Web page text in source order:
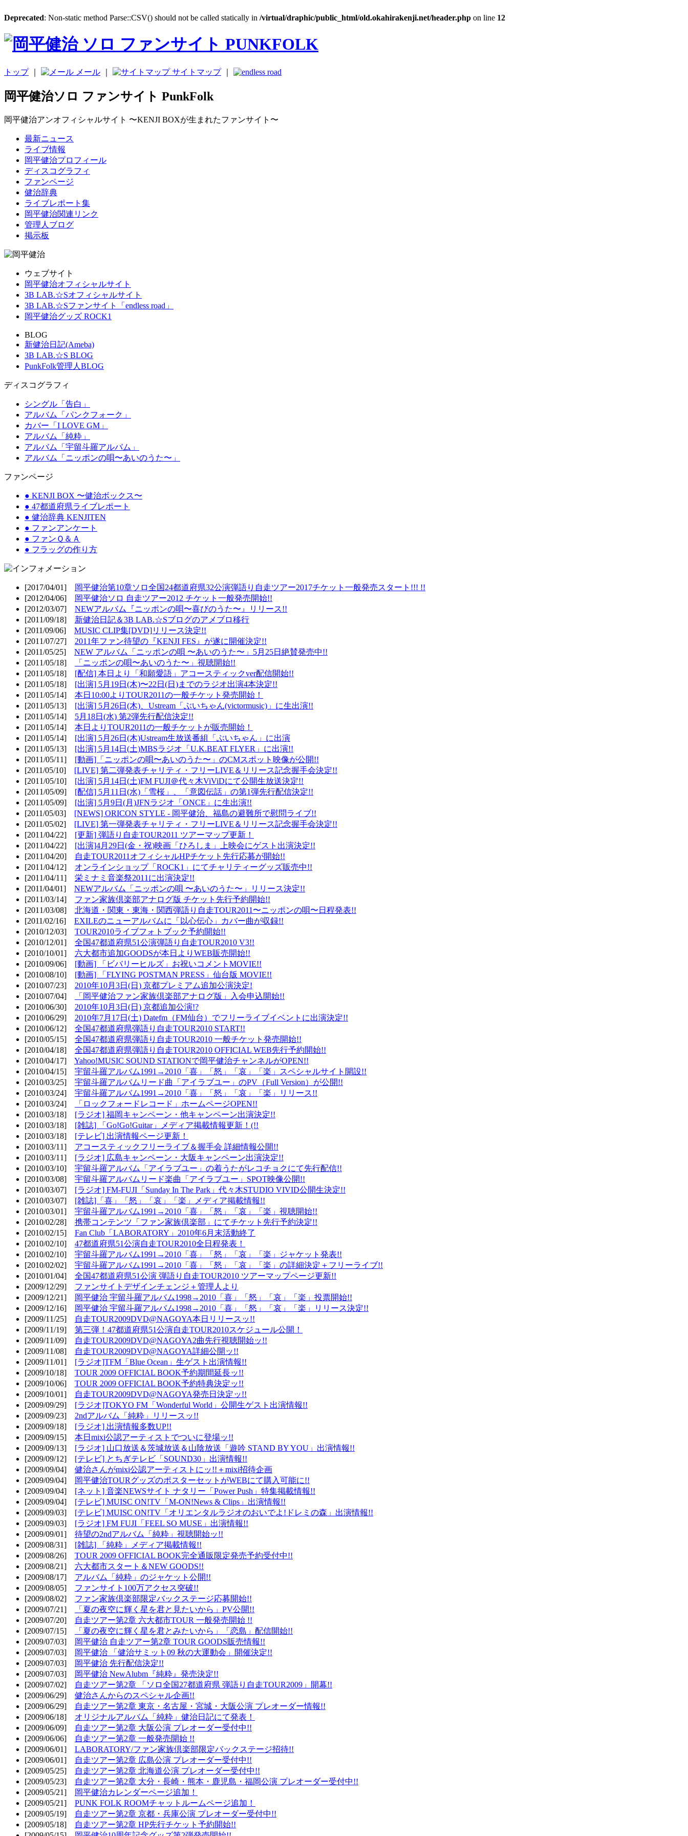
Deprecated: Non-static method Parse::CSV() should not be called statically in /virtual/draphic/public_html/old.okahirakenji.net/header.php on line 12
トップ｜ メール サイトマップ｜
岡平健治ソロ ファンサイト PunkFolk
岡平健治アンオフィシャルサイト 〜KENJI BOXが生まれたファンサイト〜
最新ニュース
ライブ情報
岡平健治プロフィール
ディスコグラフィ
ファンページ
健治辞典
ライブレポート集
岡平健治関連リンク
管理人ブログ
掲示板
ウェブサイト
岡平健治オフィシャルサイト
3B LAB.☆Sオフィシャルサイト
3B LAB.☆Sファンサイト「endless road」
岡平健治グッズ ROCK1
BLOG
新健治日記(Ameba)
3B LAB.☆S BLOG
PunkFolk管理人BLOG
ディスコグラフィ
シングル「告白」
アルバム「パンクフォーク」
カバー「I LOVE GM」
アルバム「純粋」
アルバム「宇留斗羅アルバム」
アルバム「ニッポンの唄〜あいのうた〜」
ファンページ
● KENJI BOX 〜健治ボックス〜
● 47都道府県ライブレポート
● 健治辞典 KENJITEN
● ファンアンケート
● ファンＱ＆Ａ
● フラッグの作り方
[2017/04/01]
岡平健治第10章ソロ全国24都道府県32公演弾語り自走ツアー2017チケット一般発売スタート!!! !!
[2012/04/06]
岡平健治ソロ 自走ツアー2012 チケット一般発売開始!!
[2012/03/07] NEWアルバム『ニッポンの唄〜喜びのうた〜』リリース!!
[2011/09/18] 新健治日記＆3B LAB.☆Sブログのアメブロ移行
[2011/09/06] MUSIC CLIP集[DVD]リリース決定!!
[2011/07/27] 2011年ファン待望の『KENJI FES』が遂に開催決定!!
[2011/05/25] NEW アルバム「ニッポンの唄 〜あいのうた〜」5月25日絶賛発売中!!
[2011/05/18]
「ニッポンの唄〜あいのうた〜」視聴開始!!
[2011/05/18] [配信] 本日より「和願愛語」アコースティックver配信開始!!
[2011/05/18] [出演] 5月19日(木)〜22日(日)までのラジオ出演4本決定!!
[2011/05/14] 本日10:00よりTOUR2011の一般チケット発売開始！
[2011/05/13] [出演] 5月26日(木)、Ustream「ぶいちゃん(victormusic)」に生出演!!
[2011/05/14] 5月18日(水) 第2弾先行配信決定!!
[2011/05/14] 本日よりTOUR2011の一般チケットが販売開始！
[2011/05/14] [出演] 5月26日(木)Ustream生放送番組「ぶいちゃん」に出演
[2011/05/13] [出演] 5月14日(土)MBSラジオ「U.K.BEAT FLYER」に出演!!
[2011/05/11] [動画]「ニッポンの唄〜あいのうた〜」のCMスポット映像が公開!!
[2011/05/10] [LIVE] 第二弾発表チャリティ・フリーLIVE＆リリース記念握手会決定!!
[2011/05/10] [出演] 5月14日(土)FM FUJI＠代々木ViViDにて公開生放送決定!!
[2011/05/09] [配信] 5月11日(水)「雪桜」、「意図伝話」の第1弾先行配信決定!!
[2011/05/09] [出演] 5月9日(月)JFNラジオ「ONCE」に生出演!!
[2011/05/03] [NEWS] ORICON STYLE - 岡平健治、福島の避難所で慰問ライブ!!
[2011/05/02] [LIVE] 第一弾発表チャリティ・フリーLIVE＆リリース記念握手会決定!!
[2011/04/22] [更新] 弾語り自走TOUR2011 ツアーマップ更新！
[2011/04/22] [出演]4月29日(金・祝)映画「ひろしま」上映会にゲスト出演決定!!
[2011/04/20]
自走TOUR2011オフィシャルHPチケット先行応募が開始!!
[2011/04/12] オンラインショップ「ROCK1」にてチャリティーグッズ販売中!!
[2011/04/11] 栄ミナミ音楽祭2011に出演決定!!
[2011/04/01] NEWアルバム「ニッポンの唄 〜あいのうた〜」リリース決定!!
[2011/03/14] ファン家族倶楽部アナログ版 チケット先行予約開始!!
[2011/03/08] 北海道・関東・東海・関西弾語り自走TOUR2011〜ニッポンの唄〜日程発表!!
[2011/02/16] EXILEのニューアルバムに「以心伝心」カバー曲が収録!!
[2010/12/03] TOUR2010ライブフォトブック予約開始!!
[2010/12/01] 全国47都道府県51公演弾語り自走TOUR2010 V3!!
[2010/10/01] 六大都市追加GOODSが本日よりWEB販売開始!!
[2010/09/06] [動画] 「ビバリーヒルズ」お祝いコメントMOVIE!!
[2010/08/10] [動画] 「FLYING POSTMAN PRESS」仙台版 MOVIE!!
[2010/07/23] 2010年10月3日(日) 京都プレミアム追加公演決定!
[2010/07/04]
「岡平健治ファン家族倶楽部アナログ版」入会申込開始!!
[2010/06/30] 2010年10月3日(日) 京都追加公演!?
[2010/06/29] 2010年7月17日(土) Datefm（FM仙台）でフリーライブイベントに出演決定!!
[2010/06/12] 全国47都道府県弾語り自走TOUR2010 START!!
[2010/05/15] 全国47都道府県弾語り自走TOUR2010 一般チケット発売開始!!
[2010/04/18] 全国47都道府県弾語り自走TOUR2010 OFFICIAL WEB先行予約開始!!
[2010/04/17] Yahoo!MUSIC SOUND STATIONで岡平健治チャンネルがOPEN!!
[2010/04/15] 宇留斗羅アルバム1991→2010「喜」「怒」「哀」「楽」スペシャルサイト開設!!
[2010/03/25] 宇留斗羅アルバムリード曲「アイラブユー」のPV（Full Version）が公開!!
[2010/03/24] 宇留斗羅アルバム1991→2010「喜」「怒」「哀」「楽」リリース!!
[2010/03/24]
「ロックフォードレコード」ホームページOPEN!!
[2010/03/18] [ラジオ] 福岡キャンペーン・他キャンペーン出演決定!!
[2010/03/18] [雑誌] 「Go!Go!Guitar」メディア掲載情報更新！(!!
[2010/03/18] [テレビ] 出演情報ページ更新！
[2010/03/11] アコースティックフリーライブ＆握手会 詳細情報公開!!
[2010/03/11] [ラジオ] 広島キャンペーン・大阪キャンペーン出演決定!!
[2010/03/10] 宇留斗羅アルバム「アイラブユー」の着うたがレコチョクにて先行配信!!
[2010/03/08] 宇留斗羅アルバムリード楽曲「アイラブユー」SPOT映像公開!!
[2010/03/07] [ラジオ] FM-FUJI「Sunday In The Park」代々木STUDIO VIVID公開生決定!!
[2010/03/07] [雑誌]「喜」「怒」「哀」「楽」メディア掲載情報!!
[2010/03/01] 宇留斗羅アルバム1991→2010「喜」「怒」「哀」「楽」視聴開始!!
[2010/02/28] 携帯コンテンツ「ファン家族倶楽部」にてチケット先行予約決定!!
[2010/02/15] Fan Club「LABORATORY」2010年6月末活動終了
[2010/02/10] 47都道府県51公演自走TOUR2010全日程発表！
[2010/02/10] 宇留斗羅アルバム1991→2010「喜」「怒」「哀」「楽」ジャケット発表!!
[2010/02/02] 宇留斗羅アルバム1991→2010「喜」「怒」「哀」「楽」の詳細決定＋フリーライブ!!
[2010/01/04] 全国47都道府県51公演 弾語り自走TOUR2010 ツアーマップページ更新!!
[2009/12/29] ファンサイトデザインチェンジ＋管理人より
[2009/12/21]
岡平健治 宇留斗羅アルバム1998→2010「喜」「怒」「哀」「楽」投票開始!!
[2009/12/16]
岡平健治 宇留斗羅アルバム1998→2010「喜」「怒」「哀」「楽」リリース決定!!
[2009/11/25]
自走TOUR2009DVD@NAGOYA本日リリースッ!!
[2009/11/19] 第三弾！47都道府県51公演自走TOUR2010スケジュール公開！
[2009/11/09]
自走TOUR2009DVD@NAGOYA2曲先行視聴開始ッ!!
[2009/11/08]
自走TOUR2009DVD@NAGOYA詳細公開ッ!!
[2009/11/01] [ラジオ]TFM「Blue Ocean」生ゲスト出演情報!!
[2009/10/18] TOUR 2009 OFFICIAL BOOK予約期間延長ッ!!
[2009/10/06] TOUR 2009 OFFICIAL BOOK予約特典決定ッ!!
[2009/10/01]
自走TOUR2009DVD@NAGOYA発売日決定ッ!!
[2009/09/29] [ラジオ]TOKYO FM「Wonderful World」公開生ゲスト出演情報!!
[2009/09/23] 2ndアルバム「純粋」リリースッ!!
[2009/09/18] [ラジオ] 出演情報多数UP!!
[2009/09/15] 本日mixi公認アーティストでついに登場ッ!!
[2009/09/13] [ラジオ] 山口放送＆茨城放送＆山陰放送「遊吟 STAND BY YOU」出演情報!!
[2009/09/12] [テレビ] とちぎテレビ「SOUND30」出演情報!!
[2009/09/04] 健治さんがmixi公認アーティストにッ!!＋mixi招待企画
[2009/09/04]
岡平健治TOURグッズのポスターセットがWEBにて購入可能に!!
[2009/09/04] [ネット] 音楽NEWSサイト ナタリー「Power Push」特集掲載情報!!
[2009/09/04] [テレビ] MUISC ON!TV「M-ON!News & Clips」出演情報!!
[2009/09/03] [テレビ] MUISC ON!TV「オリエンタルラジオのおいでよ!ドレミの森」出演情報!!
[2009/09/03] [ラジオ] FM FUJI「FEEL SO MUSE」出演情報!!
[2009/09/01] 待望の2ndアルバム「純粋」視聴開始ッ!!
[2009/08/31] [雑誌] 「純粋」メディア掲載情報!!
[2009/08/26] TOUR 2009 OFFICIAL BOOK完全通販限定発売予約受付中!!
[2009/08/21] 六大都市スタート＆NEW GOODS!!
[2009/08/17] アルバム「純粋」のジャケット公開!!
[2009/08/05] ファンサイト100万アクセス突破!!
[2009/08/02] ファン家族倶楽部限定バックステージ応募開始!!
[2009/07/21]
「夏の夜空に輝く星を君と見たいから」PV公開!!
[2009/07/20]
自走ツアー第2章 六大都市TOUR 一般発売開始 !!
[2009/07/15]
「夏の夜空に輝く星を君とみたいから」「恋島」配信開始!!
[2009/07/03]
岡平健治 自走ツアー第2章 TOUR GOODS販売情報!!
[2009/07/03]
岡平健治 「健治サミット09 秋の大運動会」開催決定!!
[2009/07/03]
岡平健治 先行配信決定!!
[2009/07/03]
岡平健治 NewAlubm『純粋』発売決定!!
[2009/07/02]
自走ツアー第2章 「ソロ全国27都道府県 弾語り自走TOUR2009」開幕!!
[2009/06/29] 健治さんからのスペシャル企画!!
[2009/06/29]
自走ツアー第2章 東京・名古屋・宮城・大阪公演 プレオーダー情報!!
[2009/06/18] オリジナルアルバム「純粋」健治日記にて発表！
[2009/06/09]
自走ツアー第2章 大阪公演 プレオーダー受付中!!
[2009/06/06]
自走ツアー第2章 一般発売開始 !!
[2009/06/01] LABORATORY/ファン家族倶楽部限定バックステージ招待!!
[2009/06/01]
自走ツアー第2章 広島公演 プレオーダー受付中!!
[2009/05/25]
自走ツアー第2章 北海道公演 プレオーダー受付中!!
[2009/05/23]
自走ツアー第2章 大分・長崎・熊本・鹿児島・福岡公演 プレオーダー受付中!!
[2009/05/21]
岡平健治カレンダーページ追加！
[2009/05/21] PUNK FOLK ROOMチャットルームページ追加！
[2009/05/19]
自走ツアー第2章 京都・兵庫公演 プレオーダー受付中!!
[2009/05/18]
自走ツアー第2章 HP先行チケット予約開始!!